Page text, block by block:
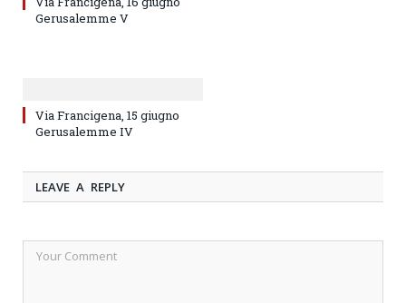
Gerusalemme V
Via Francigena, 15 giugno
Gerusalemme IV
LEAVE A REPLY